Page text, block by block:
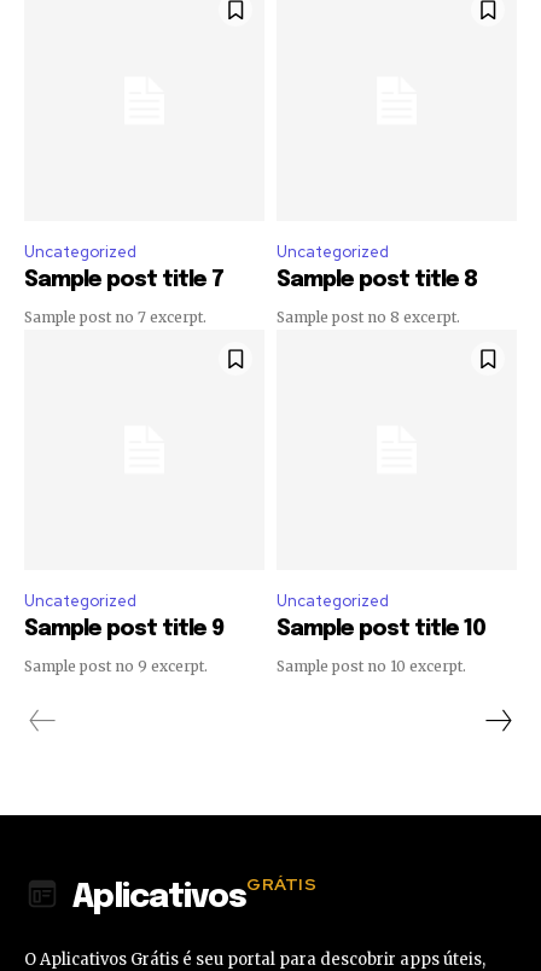
Uncategorized
Sample post title 7
Sample post no 7 excerpt.
Uncategorized
Sample post title 8
Sample post no 8 excerpt.
Uncategorized
Sample post title 9
Sample post no 9 excerpt.
Uncategorized
Sample post title 10
Sample post no 10 excerpt.
AplicativosGRÁTIS
O Aplicativos Grátis é seu portal para descobrir apps úteis,